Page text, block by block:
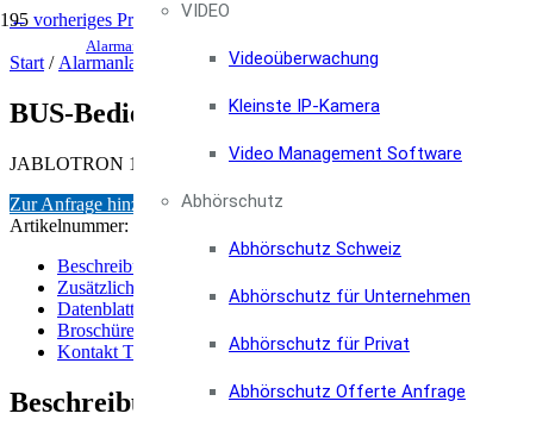
Alarmanlagen & Einbruchschutz Shop, Infos und Beratung
VIDEO
Videoüberwachung
Kleinste IP-Kamera
Video Management Software
Abhörschutz
Abhörschutz Schweiz
Abhörschutz für Unternehmen
Abhörschutz für Privat
Abhörschutz Offerte Anfrage
← vorheriges Produkt nächstes Produkt →
Start / Alarmanlagen JABLOTRON 100 BUS-Alarmanlagen / BUS-
BUS-Bedienteil mit Display, Tastatur und
JABLOTRON 100 JA-114E – BUS-Bedienteil mit Display, Tastatur
Zur Anfrage hinzufügen
Artikelnummer:
Beschreibung
Zusätzliche Informationen
Datenblatt
Broschüre
Kontakt Termine
Beschreibung